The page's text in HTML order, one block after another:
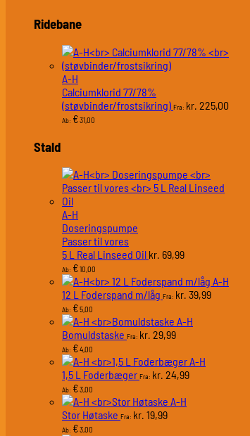
Ridebane
A-H
Calciumklorid 77/78%
(støvbinder/frostsikring) Fra: kr. 225,00
Ab: €31,00
Stald
A-H
Doseringspumpe
Passer til vores
5 L Real Linseed Oil kr. 69,99
Ab: €10,00
A-H
12 L Foderspand m/låg Fra: kr. 39,99
Ab: €5,00
A-H
Bomuldstaske Fra: kr. 29,99
Ab: €4,00
A-H
1,5 L Foderbæger Fra: kr. 24,99
Ab: €3,00
A-H
Stor Høtaske Fra: kr. 19,99
Ab: €3,00